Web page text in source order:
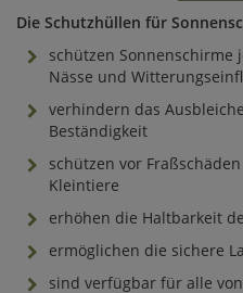
Die Schutzhüllen für
schützen Sonnenschirme
Nässe und
verhindern das
Beständigkeit
schützen vor
Kleintiere
erhöhen die Haltbarkeit
ermöglichen die sichere
sind verfügbar für alle von